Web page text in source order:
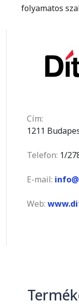
folyamatos
Cím:
1211
Telefon: 1/
E-mail:
Web: